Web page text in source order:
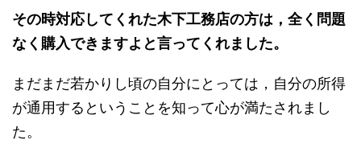
その時対応してくれた木下工務店の方は，全く問題
なく購入できますよと言ってくれました。
まだまだ若かりし頃の自分にとっては，自分の所得
が通用するということを知って心が満たされまし
た。